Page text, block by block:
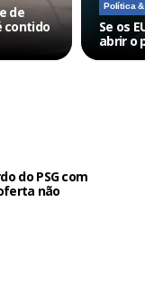
de
contido
Política
Se os
abrir o
do PSG com
não